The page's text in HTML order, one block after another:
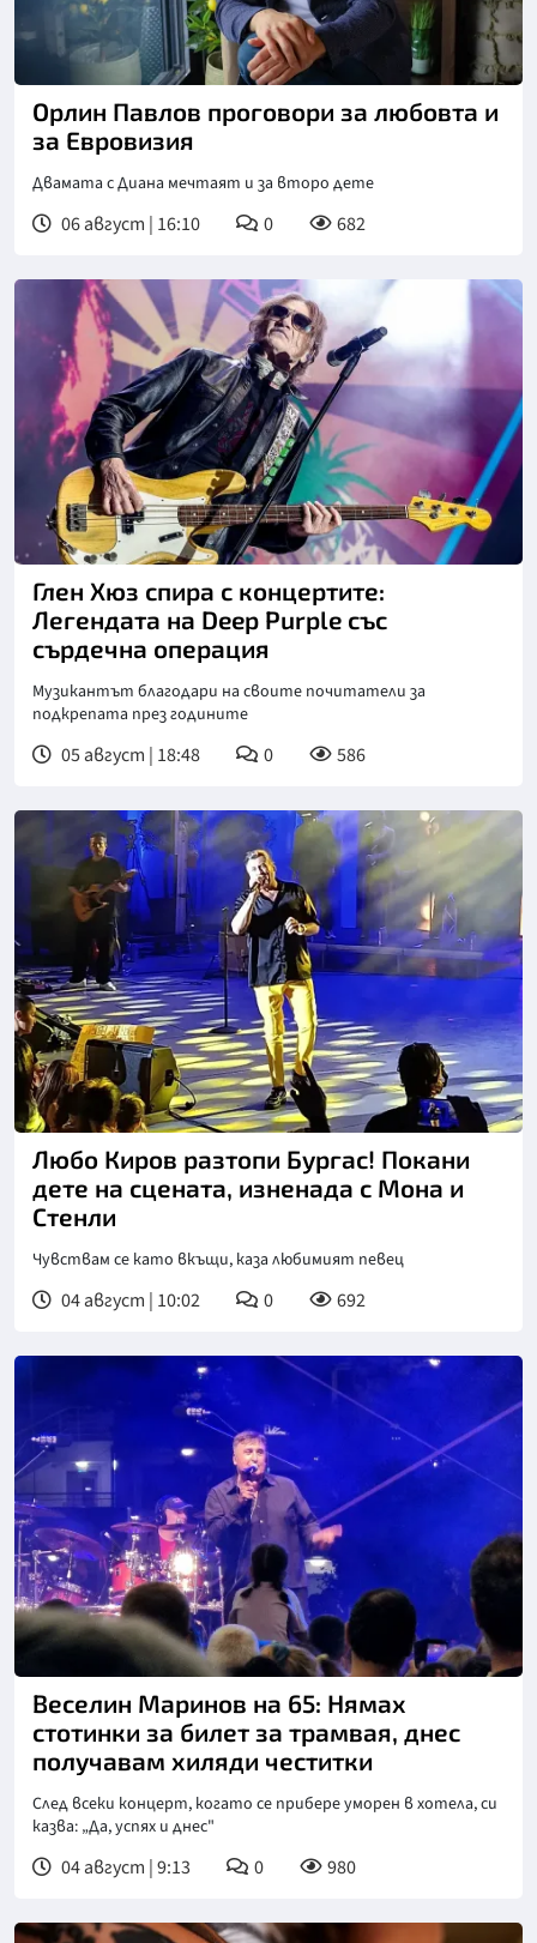
Орлин Павлов проговори за любовта и
за Евровизия
Двамата с Диана мечтаят и за второ дете
06 август | 16:10 0 682
Глен Хюз спира с концертите:
Легендата на Deep Purple със
сърдечна операция
Музикантът благодари на своите почитатели за
подкрепата през годините
05 август | 18:48 0 586
Снимка: БТА
Любо Киров разтопи Бургас! Покани
дете на сцената, изненада с Мона и
Стенли
Чувствам се като вкъщи, каза любимият певец
04 август | 10:02 0 692
Снимка: БТА
Веселин Маринов на 65: Нямах
стотинки за билет за трамвая, днес
получавам хиляди честитки
След всеки концерт, когато се прибере уморен в хотела, си
казва: „Да, успях и днес"
04 август | 9:13 0 980